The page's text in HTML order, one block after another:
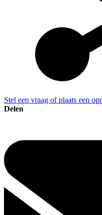
Stel een vraag of plaats een
Delen